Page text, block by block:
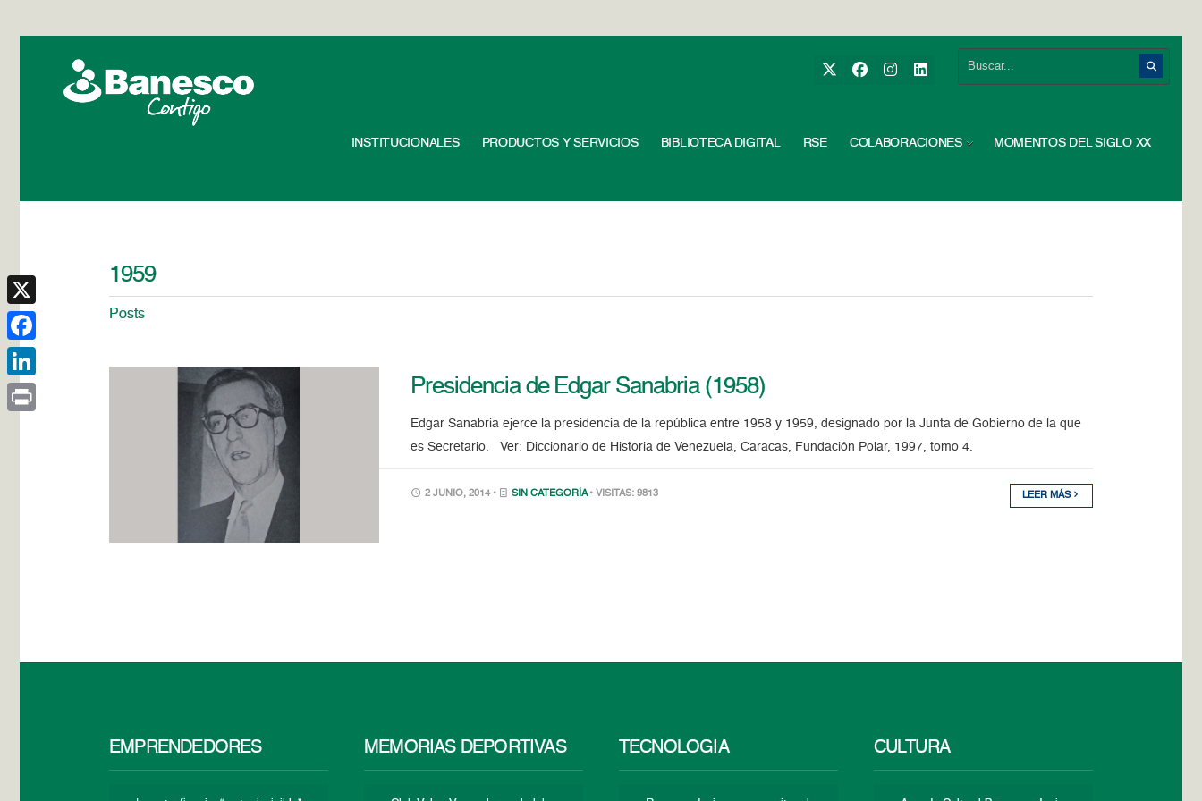
INSTITUCIONALES PRODUCTOS Y SERVICIOS BIBLIOTECA DIGITAL RSE COLABORACIONES MOMENTOS DEL SIGLO XX
1959
Posts
Presidencia de Edgar Sanabria (1958)
Edgar Sanabria ejerce la presidencia de la república entre 1958 y 1959, designado por la Junta de Gobierno de la que
es Secretario. Ver: Diccionario de Historia de Venezuela, Caracas, Fundación Polar, 1997, tomo 4.
2 JUNIO, 2014 • SIN CATEGORÍA • VISITAS: 9813 LEER MÁS
EMPRENDEDORES MEMORIAS DEPORTIVAS TECNOLOGÍA CULTURA
X
Facebook
LinkedIn